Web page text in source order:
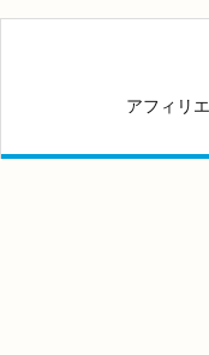
アフィリ